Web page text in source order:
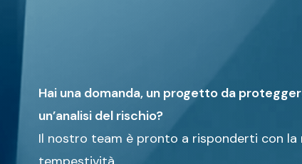
Hai una domanda, un progetto da
un’analisi del rischio?
Il nostro team è pronto a risponderti con la